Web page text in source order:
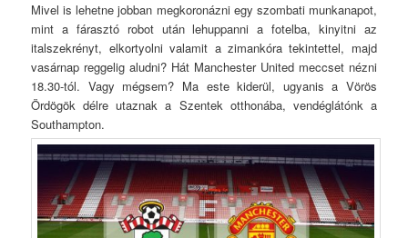
Mivel is lehetne jobban megkoronázni egy szombati munkanapot,
mint a fárasztó robot után lehuppanni a fotelba, kinyitni az
italszekrényt, elkortyolni valamit a zimankóra tekintettel, majd
vasárnap reggelig aludni? Hát Manchester United meccset nézni
18.30-tól. Vagy mégsem? Ma este kiderül, ugyanis a Vörös
Ördögök délre utaznak a Szentek otthonába, vendéglátónk a
Southampton.